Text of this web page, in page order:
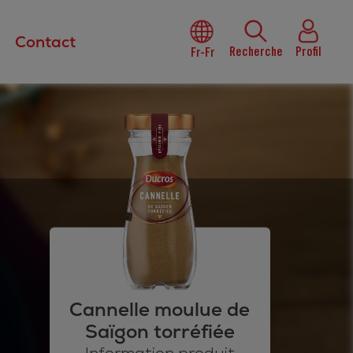
Contact
Fr-Fr Recherche Profil
Cannelle moulue de
Saïgon torréfiée